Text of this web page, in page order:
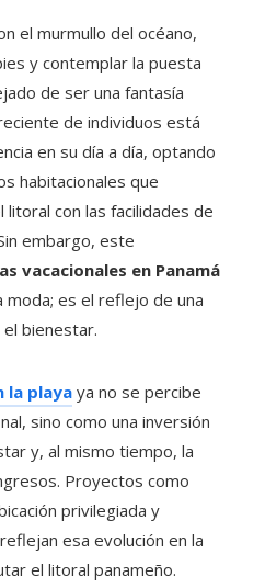
el murmullo del océano,
y contemplar la puesta
de ser una fantasía
de individuos está
en su día a día, optando
habitacionales que
litoral con las facilidades de
embargo, este
vacacionales en Panamá
es el reflejo de una
bienestar.
la playa ya no se percibe
sino como una inversión
y, al mismo tiempo, la
Proyectos como
privilegiada y
esa evolución en la
el litoral panameño.